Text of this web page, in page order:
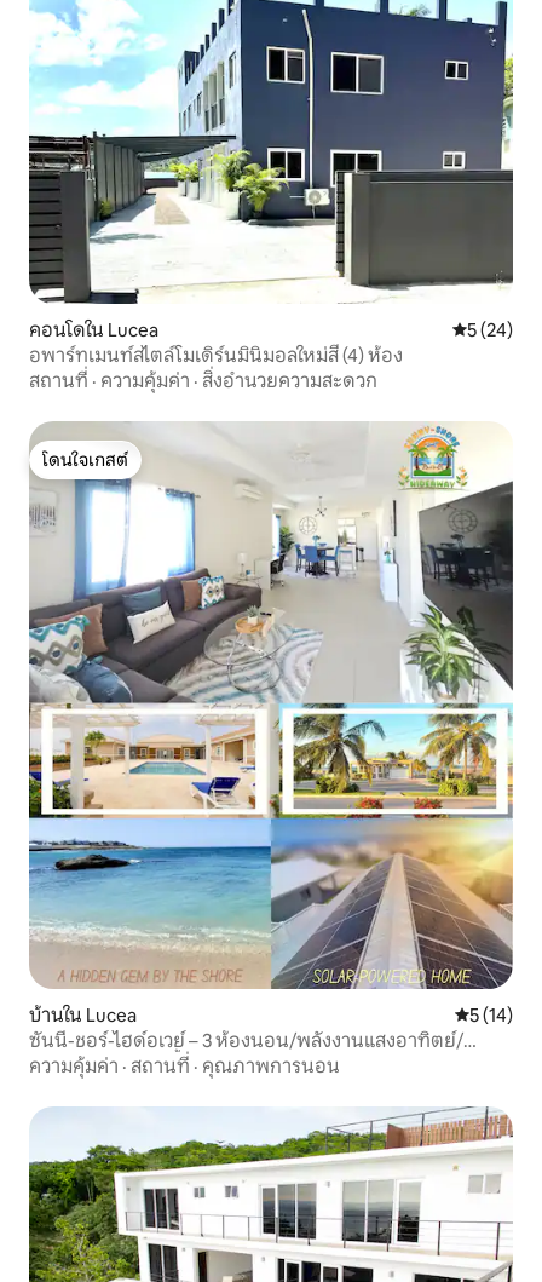
คอนโดใน Lucea คะแนนเฉลี่
5 (24)
อพาร์ทเมนท์สไตล์โมเดิร์นมินิมอลใหม่สี่ (4) ห้อง
สถานที่ · ความคุ้มค่า · สิ่งอำนวยความสะดวก
โดนใจเกสต์
โดนใจเกสต์
บ้านใน Lucea คะแนนเฉลี่
5 (14)
ซันนี-ชอร์-ไฮด์อเวย์ – 3 ห้องนอน/พลังงานแสงอาทิตย์/
ชายหาด/สระว่ายน้ำ
ความคุ้มค่า · สถานที่ · คุณภาพการนอน